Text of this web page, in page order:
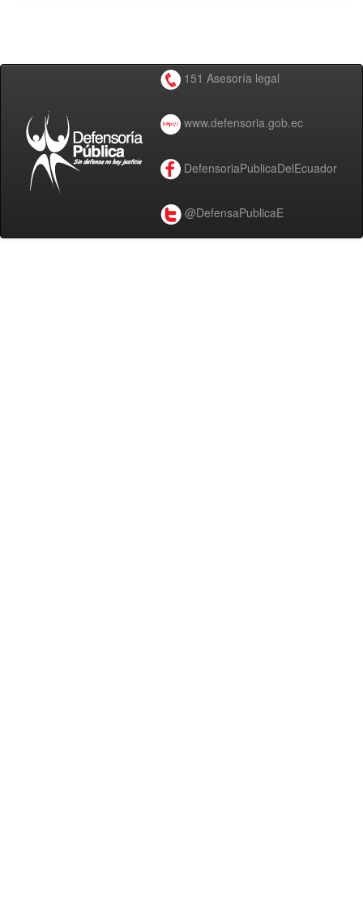
151 Asesoría legal
www.defensoria.gob.ec
DefensoriaPublicaDelEcuador
@DefensaPublicaE